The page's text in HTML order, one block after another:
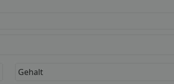
Gehalt